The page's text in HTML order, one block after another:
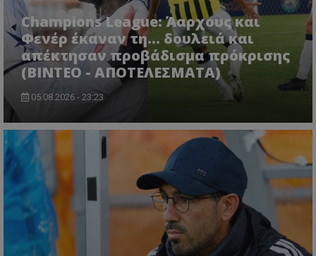
Champions League: Άαρχους και
Φενέρ έκαναν τη... δουλειά και
απέκτησαν προβάδισμα πρόκρισης
(ΒΙΝΤΕΟ - ΑΠΟΤΕΛΕΣΜΑΤΑ)
05.08.2026 - 23:23